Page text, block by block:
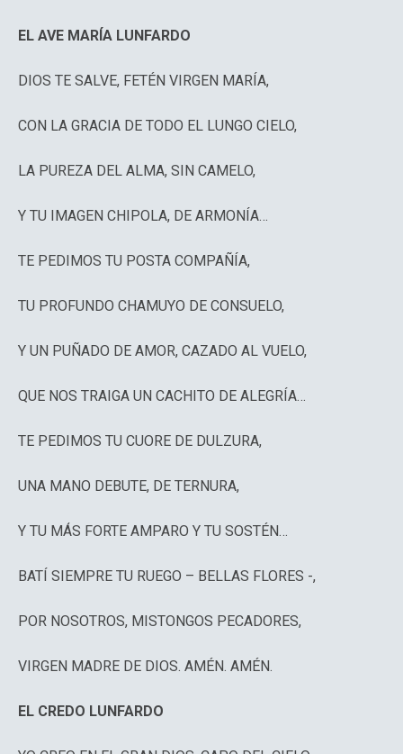
EL AVE MARÍA LUNFARDO
DIOS TE SALVE, FETÉN VIRGEN MARÍA,
CON LA GRACIA DE TODO EL LUNGO CIELO,
LA PUREZA DEL ALMA, SIN CAMELO,
Y TU IMAGEN CHIPOLA, DE ARMONÍA…
TE PEDIMOS TU POSTA COMPAÑÍA,
TU PROFUNDO CHAMUYO DE CONSUELO,
Y UN PUÑADO DE AMOR, CAZADO AL VUELO,
QUE NOS TRAIGA UN CACHITO DE ALEGRÍA…
TE PEDIMOS TU CUORE DE DULZURA,
UNA MANO DEBUTE, DE TERNURA,
Y TU MÁS FORTE AMPARO Y TU SOSTÉN…
BATÍ SIEMPRE TU RUEGO – BELLAS FLORES -,
POR NOSOTROS, MISTONGOS PECADORES,
VIRGEN MADRE DE DIOS. AMÉN. AMÉN.
EL CREDO LUNFARDO